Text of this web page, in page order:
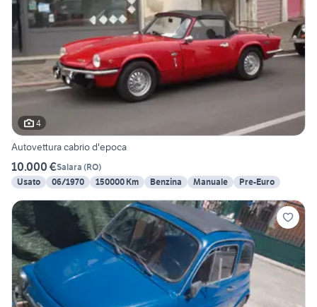
4
Autovettura cabrio d'epoca
10.000 €Salara (RO)
Usato
06/1970 150000 Km Benzina Manuale Pre-Euro